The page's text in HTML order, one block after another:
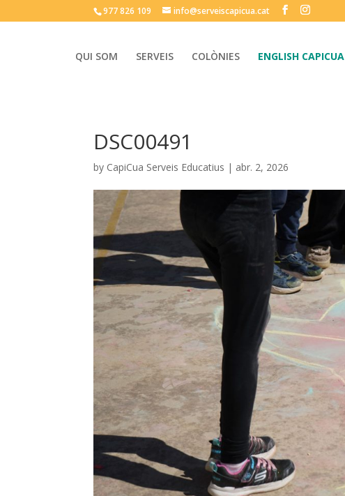
977 826 109 info@serveiscapicua.cat
QUI SOM SERVEIS COLÒNIES ENGLISH CAPICUA
DSC00491
by CapiCua Serveis Educatius | abr. 2, 2026